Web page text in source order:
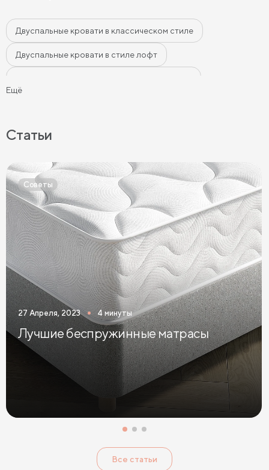
Двуспальные кровати в классическом стиле
Двуспальные кровати в стиле лофт
Двуспальные кровати голубого цвета
Двуспальные кровати цвета графит
Двуспальные кровати желтого цвета
Двуспальные кровати зеленого цвета
Двуспальные кровати коричневого цвета
Двуспальные кровати красного цвета
Двуспальные кровати оранжевого цвета
Двуспальные кровати розового цвета
Двуспальные кровати синего цвета
Двуспальные кровати фиолетового цвета
Ещё
Статьи
Советы
27 Апреля, 2023 4 минуты
Лучшие беспружинные матрасы
Все статьи